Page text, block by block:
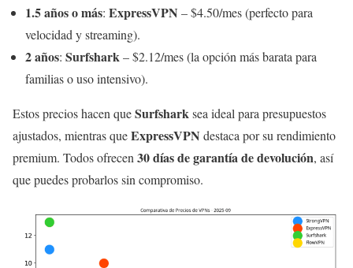
1.5 años o más: ExpressVPN – $4.50/mes (perfecto para
velocidad y streaming).
2 años: Surfshark– $2.12/mes (la opción más barata para
familias o uso intensivo).
Estos precios hacen queSurfsharksea ideal para presupuestos
ajustados, mientras queExpressVPN destaca por su rendimiento
premium. Todos ofrecen30 días de garantía de devolución, así
que puedes probarlos sin compromiso.